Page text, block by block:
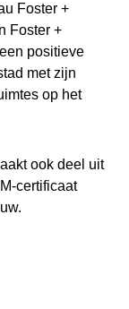
Foster +
Foster +
positieve
met zijn
op het
ook deel uit
certificaat